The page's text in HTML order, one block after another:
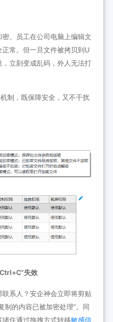
。员工在公司电脑上编辑文
常。但一旦文件被拷贝到U
立刻变成乱码，外人无法打
制，既保障安全，又不干扰
失效
系人？安企神会立即将剪贴
制的内容已被加密处理”。同
住通过拖拽方式转移敏感信